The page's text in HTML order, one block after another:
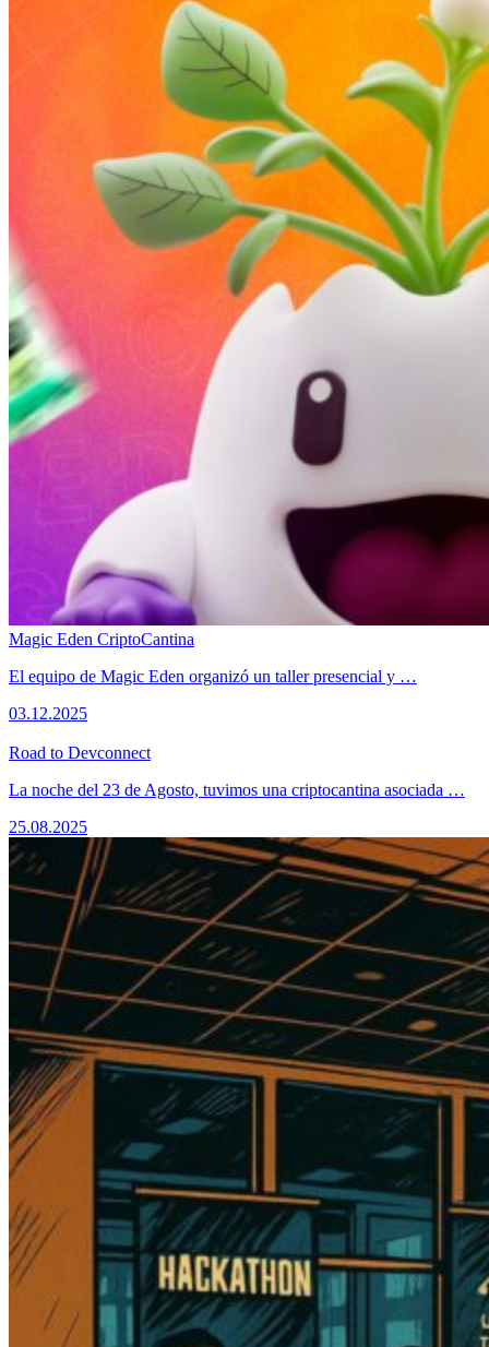
Magic Eden CriptoCantina
El equipo de Magic Eden organizó un taller presencial y …
03.12.2025
Road to Devconnect
La noche del 23 de Agosto, tuvimos una criptocantina asociada …
25.08.2025